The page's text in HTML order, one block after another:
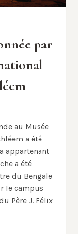
par
au Musée
a été
appartenant
a été
du Bengale
le campus
Père J. Félix